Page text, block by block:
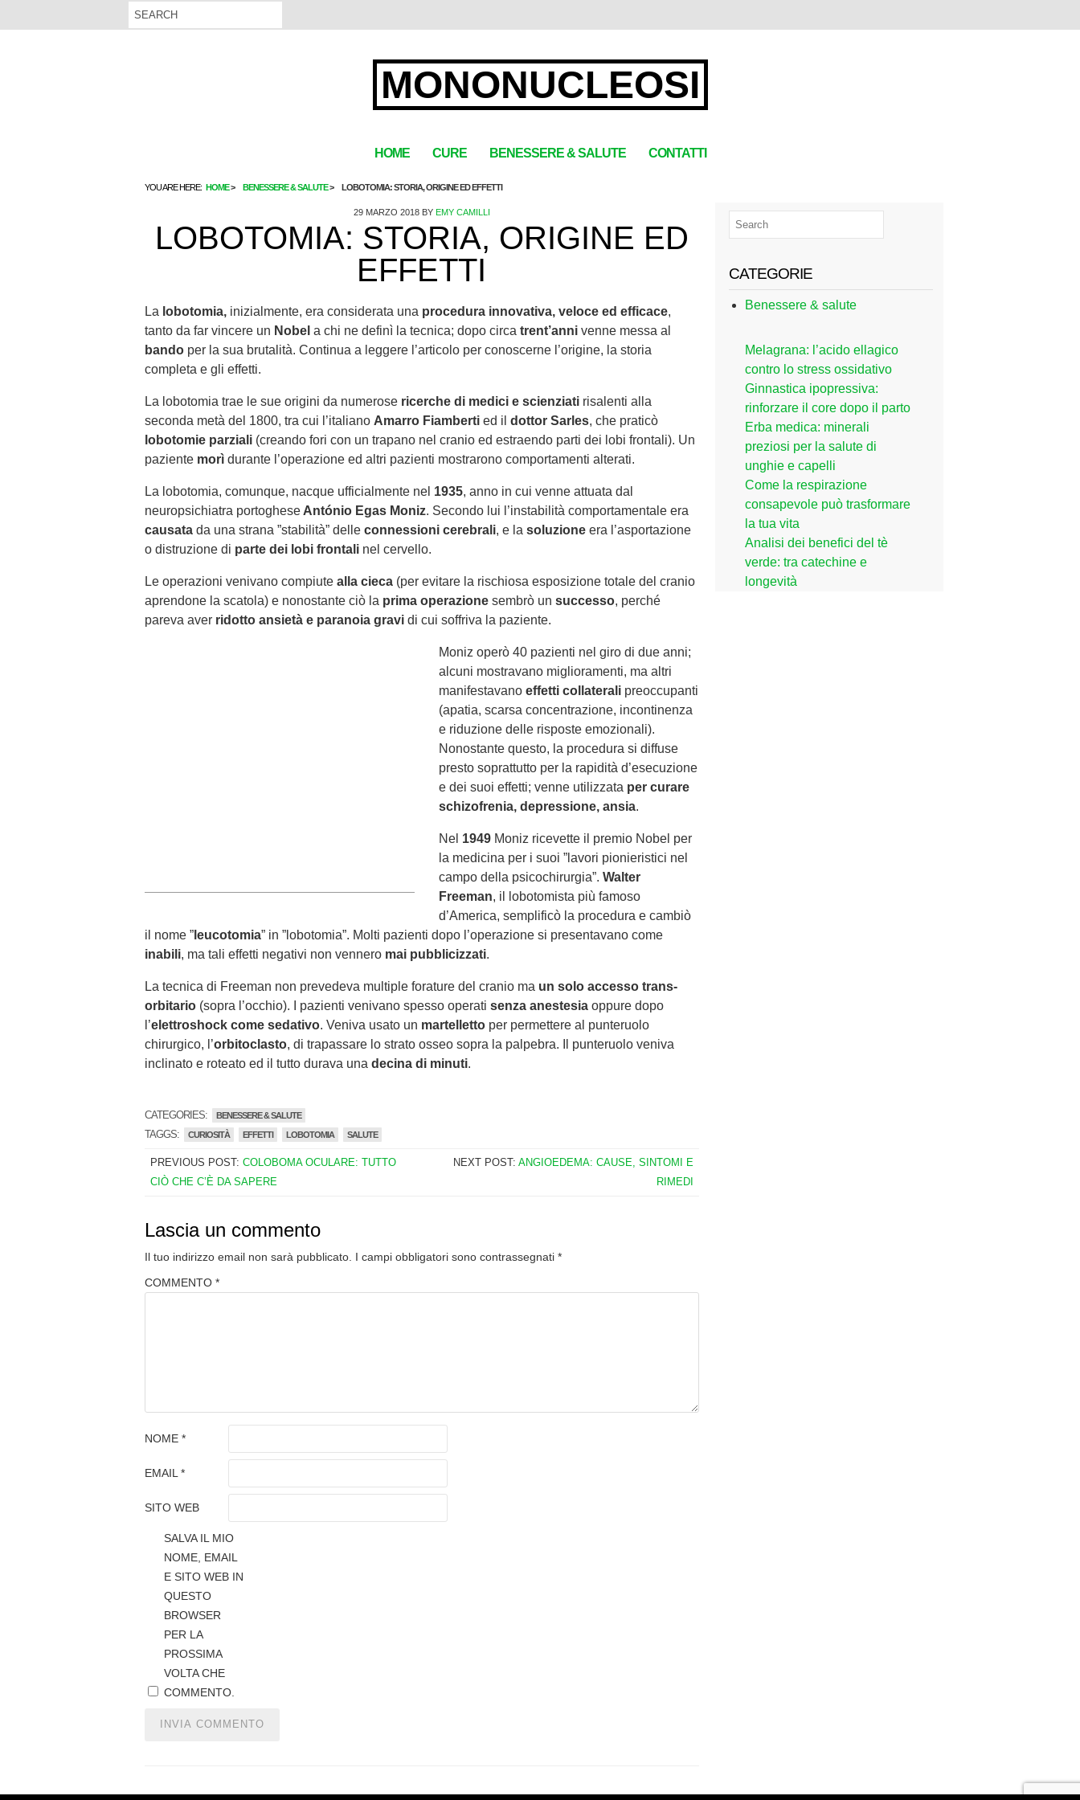
MONONUCLEOSI
HOME CURE BENESSERE & SALUTE CONTATTI
YOU ARE HERE: HOME BENESSERE & SALUTE LOBOTOMIA: STORIA, ORIGINE ED EFFETTI
29 MARZO 2018BY EMY CAMILLI
LOBOTOMIA: STORIA, ORIGINE ED
EFFETTI
La lobotomia, inizialmente, era considerata una procedura innovativa, veloce ed efficace,
tanto da far vincere un Nobel a chi ne definì la tecnica; dopo circa trent’anni venne messa al
bando per la sua brutalità. Continua a leggere l’articolo per conoscerne l’origine, la storia
completa e gli effetti.
La lobotomia trae le sue origini da numerose ricerche di medici e scienziati risalenti alla
seconda metà del 1800, tra cui l’italiano Amarro Fiamberti ed il dottor Sarles, che praticò
lobotomie parziali (creando fori con un trapano nel cranio ed estraendo parti dei lobi frontali). Un
paziente morì durante l’operazione ed altri pazienti mostrarono comportamenti alterati.
La lobotomia, comunque, nacque ufficialmente nel 1935, anno in cui venne attuata dal
neuropsichiatra portoghese António Egas Moniz. Secondo lui l’instabilità comportamentale era
causata da una strana ”stabilità” delle connessioni cerebrali, e la soluzione era l’asportazione
o distruzione di parte dei lobi frontali nel cervello.
Le operazioni venivano compiute alla cieca (per evitare la rischiosa esposizione totale del cranio
aprendone la scatola) e nonostante ciò la prima operazione sembrò un successo, perché
pareva aver ridotto ansietà e paranoia gravi di cui soffriva la paziente.
Moniz operò 40 pazienti nel giro di due anni;
alcuni mostravano miglioramenti, ma altri
manifestavano effetti collaterali preoccupanti
(apatia, scarsa concentrazione, incontinenza
e riduzione delle risposte emozionali).
Nonostante questo, la procedura si diffuse
presto soprattutto per la rapidità d’esecuzione
e dei suoi effetti; venne utilizzata per curare
schizofrenia, depressione, ansia.
Nel 1949 Moniz ricevette il premio Nobel per
la medicina per i suoi ”lavori pionieristici nel
campo della psicochirurgia”. Walter
Freeman, il lobotomista più famoso
d’America, semplificò la procedura e cambiò
il nome ” leucotomia” in ”lobotomia”. Molti pazienti dopo l’operazione si presentavano come
inabili, ma tali effetti negativi non vennero mai pubblicizzati.
La tecnica di Freeman non prevedeva multiple forature del cranio ma un solo accesso trans-
orbitario (sopra l’occhio). I pazienti venivano spesso operati senza anestesia oppure dopo
l’elettroshock come sedativo. Veniva usato un martelletto per permettere al punteruolo
chirurgico, l’orbitoclasto, di trapassare lo strato osseo sopra la palpebra. Il punteruolo veniva
inclinato e roteato ed il tutto durava una decina di minuti.
CATEGORIES: BENESSERE & SALUTE
TAGGS: CURIOSITÀ EFFETTI LOBOTOMIA SALUTE
PREVIOUS POST: COLOBOMA OCULARE: TUTTO
CIÒ CHE C’È DA SAPERE
NEXT POST: ANGIOEDEMA: CAUSE, SINTOMI E
RIMEDI
Lascia un commento
Il tuo indirizzo email non sarà pubblicato. I campi obbligatori sono contrassegnati *
COMMENTO *
NOME *
EMAIL *
SITO WEB
SALVA IL MIO
NOME, EMAIL
E SITO WEB IN
QUESTO
BROWSER
PER LA
PROSSIMA
VOLTA CHE
COMMENTO.
CATEGORIE
Benessere & salute
Melagrana: l’acido ellagico
contro lo stress ossidativo
Ginnastica ipopressiva:
rinforzare il core dopo il parto
Erba medica: minerali
preziosi per la salute di
unghie e capelli
Come la respirazione
consapevole può trasformare
la tua vita
Analisi dei benefici del tè
verde: tra catechine e
longevità